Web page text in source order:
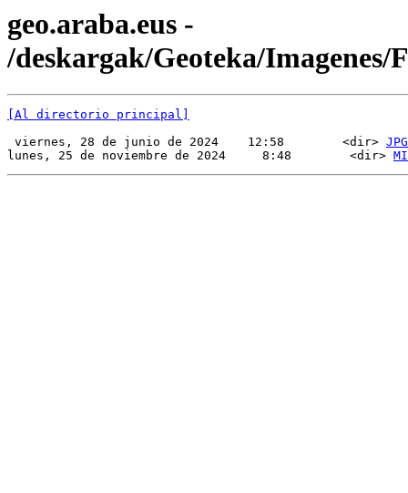
geo.araba.eus -
/deskargak/Geoteka/Imagenes/
[Al directorio principal]
viernes, 28 de junio de 2024    12:58        <dir> JPG
lunes, 25 de noviembre de 2024     8:48        <dir>